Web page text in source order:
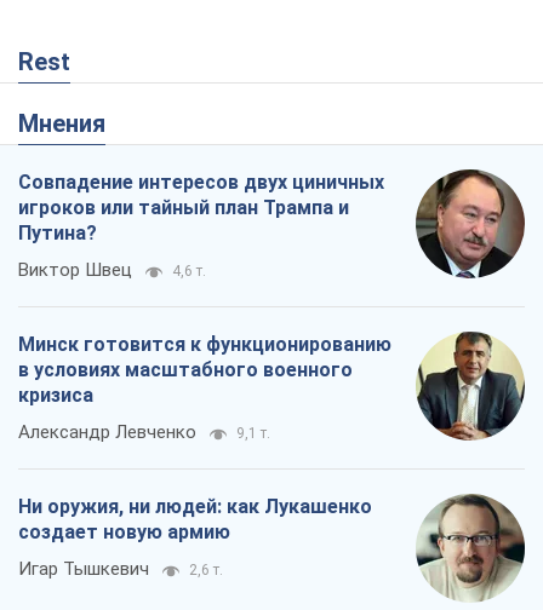
Rest
Мнения
Совпадение интересов двух циничных
игроков или тайный план Трампа и
Путина?
Виктор Швец 4,6 т.
Минск готовится к функционированию
в условиях масштабного военного
кризиса
Александр Левченко 9,1 т.
Ни оружия, ни людей: как Лукашенко
создает новую армию
Игар Тышкевич 2,6 т.